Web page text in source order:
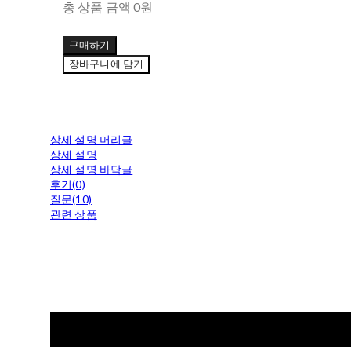
총 상품 금액 0원
구매하기
장바구니에 담기
상세 설명 머리글
상세 설명
상세 설명 바닥글
후기(0)
질문(10)
관련 상품